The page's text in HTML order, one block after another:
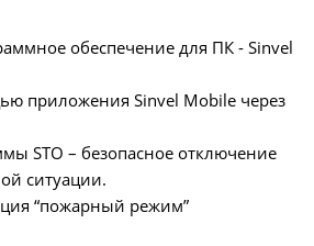
обеспечение для ПК - Sinvel
приложения Sinvel Mobile через
STO – безопасное отключение
ситуации.
“пожарный режим”